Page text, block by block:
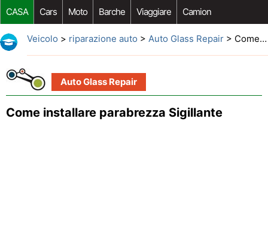
CASA Cars Moto Barche Viaggiare Camion
Riparazione Auto Acquisto Auto Car Opzioni Aftermarket
Veicolo > riparazione auto > Auto Glass Repair> Come installare parabrezza Sigillante
Auto Glass Repair
Come installare parabrezza Sigillante